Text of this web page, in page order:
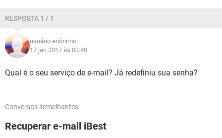
RESPOSTA 1 / 1
usuário anônimo
17 jan 2017 às 03:40
Qual é o seu serviço de e-mail? Já redefiniu sua senha?
Conversas semelhantes
Recuperar e-mail iBest